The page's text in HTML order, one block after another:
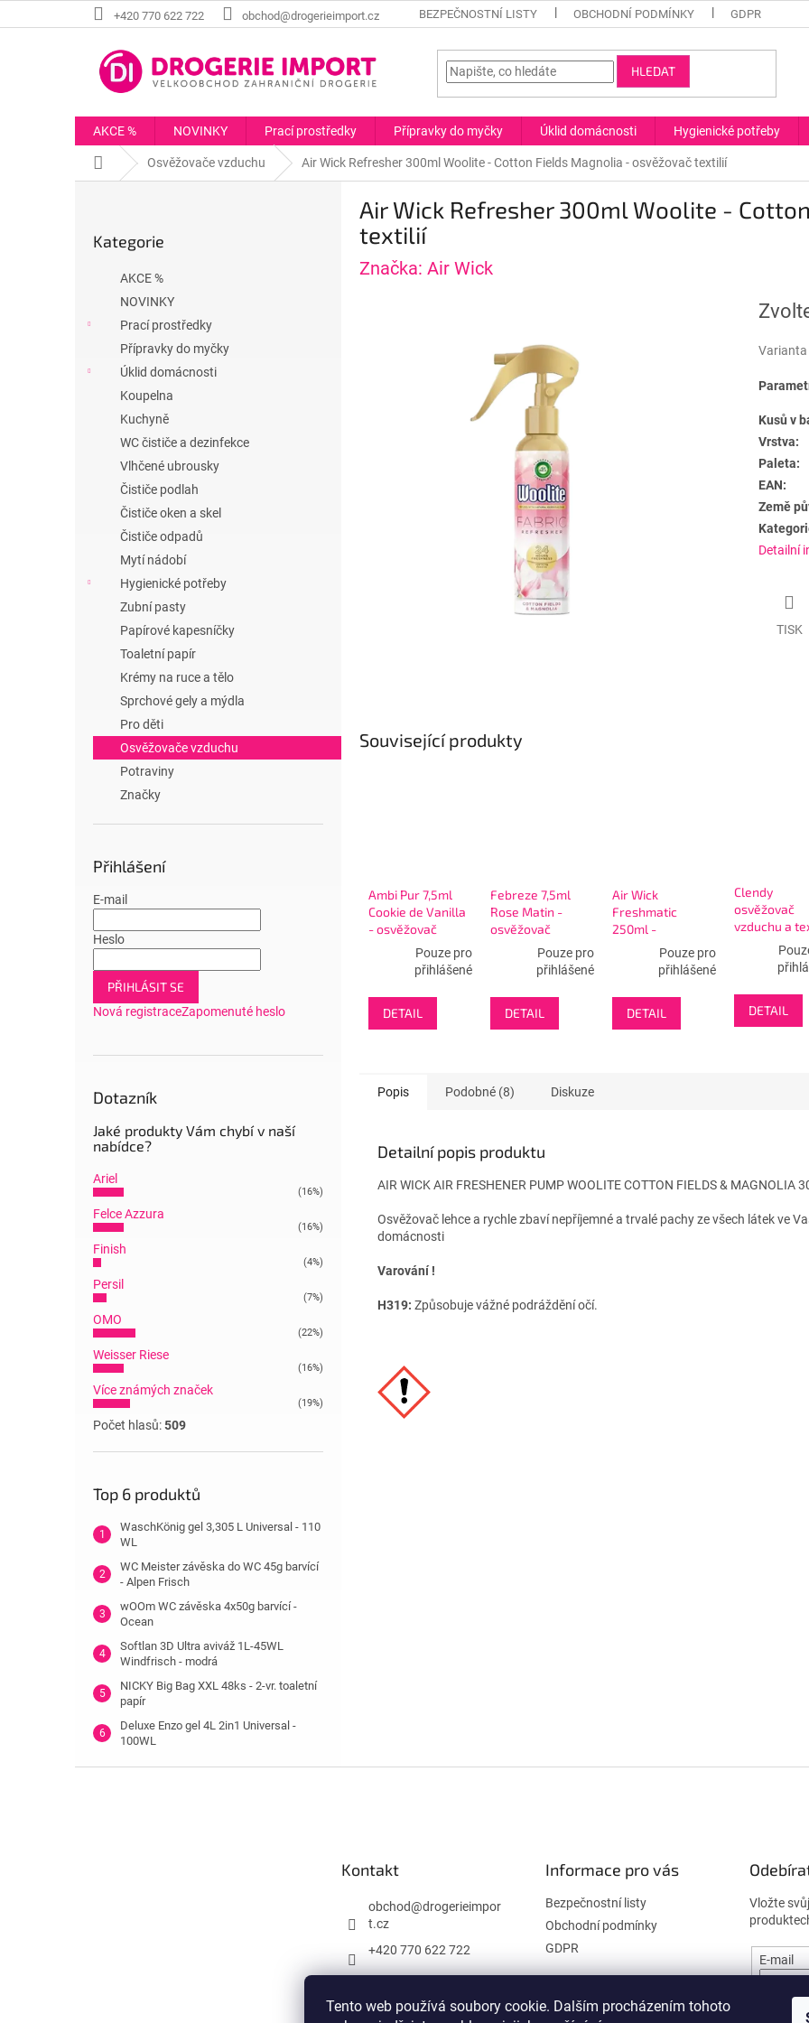
Tento web používá soubory cookie. Dalším procházením tohoto
na
+420 770 622 722 obchod@drogerieimport.cz BEZPEČNOSTNÍ LISTY OBCHODNÍ PODMÍNKY GDPR
HLEDAT
AKCE % NOVINKY Prací prostředky Přípravky do myčky Úklid domácnosti Hygienické potřeby
Domů Osvěžovače vzduchu Air Wick Refresher 300ml Woolite - Cotton Fields Magnolia - osvěžovač textilií
kategorie
Kategorie
AKCE %
NOVINKY
Prací prostředky
Přípravky do myčky
Úklid domácnosti
Koupelna
Kuchyně
WC čističe a dezinfekce
Vlhčené ubrousky
Čističe podlah
Čističe oken a skel
Čističe odpadů
Mytí nádobí
Hygienické potřeby
Zubní pasty
Papírové kapesníčky
Toaletní papír
Krémy na ruce a tělo
Sprchové gely a mýdla
Pro děti
Osvěžovače vzduchu
Potraviny
Značky
Přihlášení
E-mail
Heslo
PŘIHLÁSIT SE
Nová registraceZapomenuté heslo
Dotazník
Jaké produkty Vám chybí v naší
nabídce?
Ariel
(16%)
Felce Azzura
(16%)
Finish
(4%)
Persil
(7%)
OMO
(22%)
Weisser Riese
(16%)
Více známých značek
(19%)
Počet hlasů:509
Top 6 produktů
WaschKönig gel 3,305 L Universal - 110
WL
WC Meister závěska do WC 45g barvící
- Alpen Frisch
wOOm WC závěska 4x50g barvící -
Ocean
Softlan 3D Ultra aviváž 1L-45WL
Windfrisch - modrá
NICKY Big Bag XXL 48ks - 2-vr. toaletní
papír
Deluxe Enzo gel 4L 2in1 Universal -
100WL
Air Wick Refresher 300ml Woolite -
textilií
Značka: Air Wick
Varianta
Kusů v
Vrstva:
Paleta:
EAN:
Země
Detailní
TISK
Související produkty
Ambi Pur 7,5ml
Cookie de Vanilla
- osvěžovač
Pouze pro
přihlášené
DETAIL
Febreze 7,5ml
Rose Matin -
osvěžovač
Pouze pro
přihlášené
DETAIL
Air Wick
Freshmatic
250ml -
Mediterranean
Pouze pro
přihlášené
DETAIL
Clendy
osvěžovač
vzduchu a
280ml
DETAIL
Popis Podobné (8) Diskuze
Detailní popis produktu
AIR WICK AIR FRESHENER PUMP WOOLITE COTTON FIELDS & MAGNOLIA
Osvěžovač lehce a rychle zbaví nepříjemné a trvalé pachy ze všech látek ve
domácnosti
Varování !
H319: Způsobuje vážné podráždění očí.
Kontakt
obchod@drogerieimpor
t.cz
+420 770 622 722
Informace pro vás
Bezpečnostní listy
Obchodní podmínky
GDPR
Vložte
E-mail